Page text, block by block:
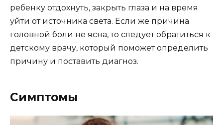
ребенку отдохнуть, закрыть глаза и на время
уйти от источника света. Если же причина
головной боли не ясна, то следует обратиться к
детскому врачу, который поможет определить
причину и поставить диагноз.
Симптомы